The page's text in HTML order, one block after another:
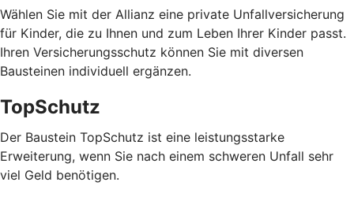
Wählen Sie mit der Allianz eine private Unfallversicherung
für Kinder, die zu Ihnen und zum Leben Ihrer Kinder passt.
Ihren Versicherungsschutz können Sie mit diversen
Bausteinen individuell ergänzen.
TopSchutz
Der Baustein TopSchutz ist eine leistungsstarke
Erweiterung, wenn Sie nach einem schweren Unfall sehr
viel Geld benötigen.